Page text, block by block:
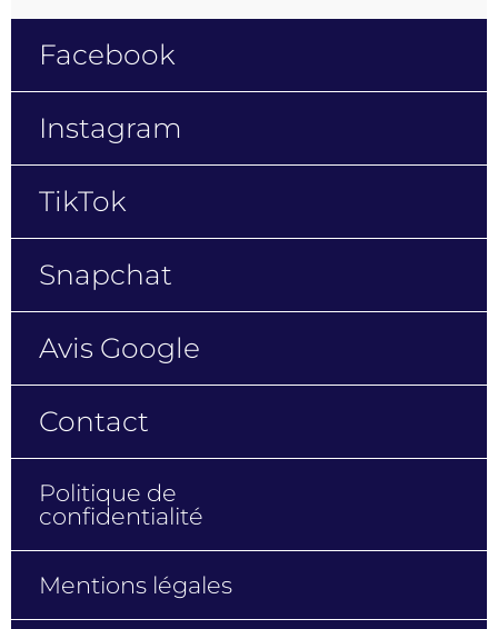
Instagram
TikTok
Snapchat
Avis Google
Contact
Politique de
confidentialité
Mentions légales
Plan du site